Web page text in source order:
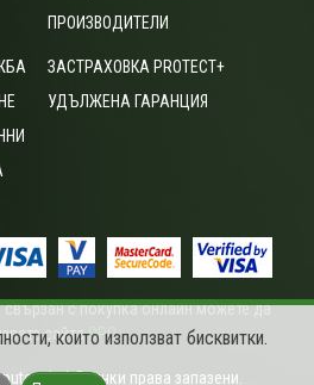
ПРОИЗВОДИТЕЛИ
ЗАСТРАХОВКА PROTECT+
УДЪЛЖЕНА ГАРАНЦИЯ
с покупка онлайн можете да
сайтаОРС.
Ltd. Всички права запазени.
които използват бисквитки.